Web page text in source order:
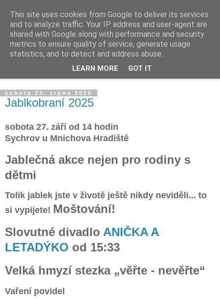
Život v sadu
Žijeme v sadu, staráme se o sad, zveme do sadu
sobota 23. srpna 2025
Jablkobraní 2025
sobota 27. září od 14 hodin
Sychrov u Mnichova Hradiště
Jablečná akce nejen pro rodiny s
dětmi
Tolik jablek jste v životě ještě nikdy neviděli... to
si vypijete! Moštování!
Slovutné divadlo ANIČKA A
LETADÝKO od 15:33
Velká hmyzí stezka „věřte - nevěřte“
Vaření povidel
This site uses cookies from Google to deliver its services
and to analyze traffic. Your IP address and user-agent are
shared with Google along with performance and security
metrics to ensure quality of service, generate usage
statistics, and to detect and address abuse.
LEARN MORE GOT IT